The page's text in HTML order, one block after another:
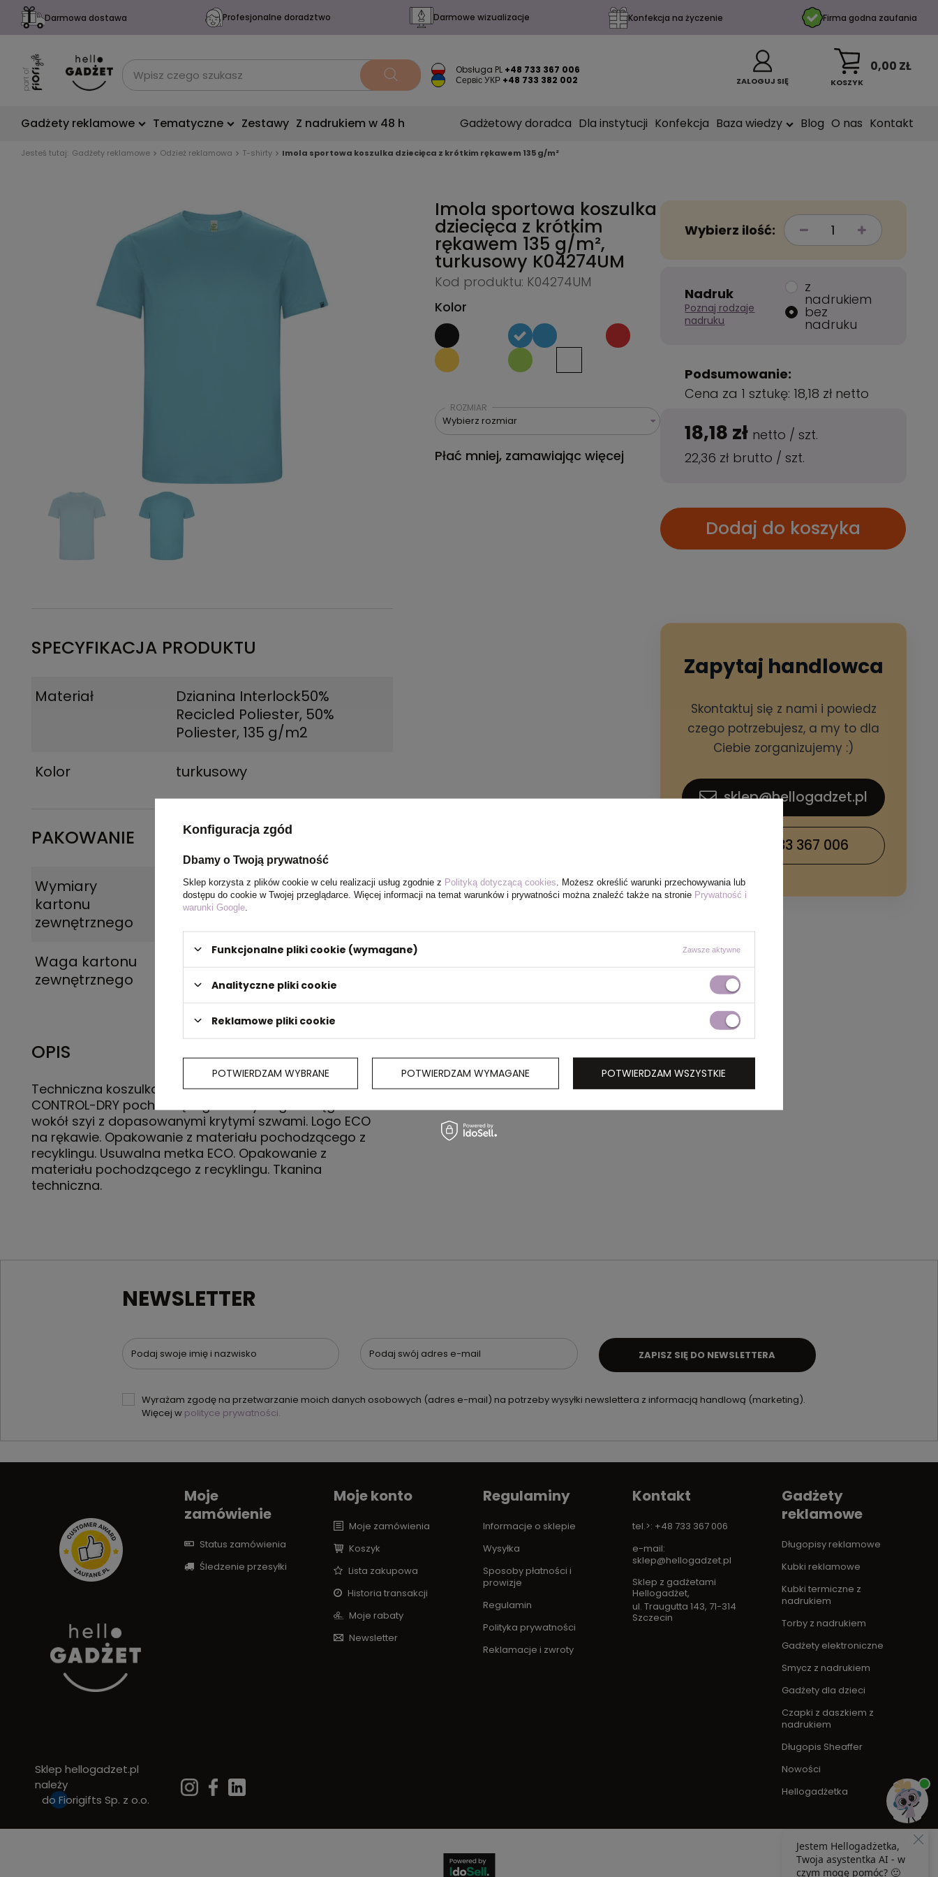
Darmowa dostawa Profesjonalne doradztwo Darmowe wizualizacje Konfekcja na życzenie Firma godna zaufania
Obsługa PL +48 733 367 006
Сервіс УКР +48 733 382 002 ZALOGUJ SIĘ KOSZYK
0,00 ZŁ
Gadżety reklamowe Tematyczne Zestawy Z nadrukiem w 48 h Gadżetowy doradca Dla instytucji Konfekcja Baza wiedzy Blog O nas Kontakt
Jesteś tutaj: Gadżety reklamowe Odzież reklamowa T-shirty Imola sportowa koszulka dziecięca z krótkim rękawem 135 g/m²
SPECYFIKACJA PRODUKTU
Materiał
Dzianina Interlock50%
Recicled Poliester, 50%
Poliester, 135 g/m2
Kolor
turkusowy
PAKOWANIE
Wymiary
kartonu
zewnętrznego
44 x 32 x 17 cm
Waga kartonu
zewnętrznego
OPIS
Techniczna koszulka z krótkim rękawem z poliestru
CONTROL-DRY pochodzącego z recyklingu. Ściągacz
wokół szyi z dopasowanymi krytymi szwami. Logo ECO
na rękawie. Opakowanie z materiału pochodzącego z
recyklingu. Usuwalna metka ECO. Opakowanie z
materiału pochodzącego z recyklingu. Tkanina
techniczna.
Imola sportowa koszulka
dziecięca z krótkim
rękawem 135 g/m²,
turkusowy K04274UM
Kod produktu: K04274UM
Kolor
ROZMIAR
Wybierz rozmiar
Płać mniej, zamawiając więcej
Wybierz ilość:
Nadruk
Poznaj rodzaje
nadruku
z
nadrukiem
bez
nadruku
Podsumowanie:
Cena za 1 sztukę: 18,18 zł netto
18,18 zł netto /szt.
22,36 zł brutto /szt.
Dodaj do koszyka
Zapytaj handlowca
Skontaktuj się z nami i powiedz
czego potrzebujesz, a my to dla
Ciebie zorganizujemy :)
sklep@hellogadzet.pl
+48 733 367 006
NEWSLETTER
Podaj swoje imię i nazwisko Podaj swój adres e-mail
Wyrażam zgodę na przetwarzanie moich danych osobowych (adres e-mail) na potrzeby wysyłki newslettera z informacją handlową (marketing).
Więcej w polityce prywatności.
ZAPISZ SIĘ DO NEWSLETTERA
Sklep hellogadzet.pl
należy
do Fiorigifts Sp. z o.o.
Moje
zamówienie
Status zamówienia
Śledzenie przesyłki
Moje konto
Moje zamówienia
Koszyk
Lista zakupowa
Historia transakcji
Moje rabaty
Newsletter
Regulaminy
Informacje o sklepie
Wysyłka
Sposoby płatności i
prowizje
Regulamin
Polityka prywatności
Reklamacje i zwroty
Kontakt
tel.>: +48 733 367 006
e-mail:
sklep@hellogadzet.pl
Sklep z gadżetami
Hellogadżet,
ul. Traugutta 143, 71-314
Szczecin
Gadżety
reklamowe
Długopisy reklamowe
Kubki reklamowe
Kubki termiczne z
nadrukiem
Torby z nadrukiem
Gadżety elektroniczne
Smycz z nadrukiem
Gadżety dla dzieci
Czapki z daszkiem z
nadrukiem
Długopis Sheaffer
Nowości
Hellogadżetka
Konfiguracja zgód
Dbamy o Twoją prywatność
Sklep korzysta z plików cookie w celu realizacji usług zgodnie z Polityką dotyczącą cookies . Możesz określić warunki przechowywania lub
dostępu do cookie w Twojej przeglądarce. Więcej informacji na temat warunków i prywatności można znaleźć także na stronie Prywatność i
warunki Google
Funkcjonalne pliki cookie (wymagane) Zawsze aktywne
Analityczne pliki cookie
Reklamowe pliki cookie
POTWIERDZAM WYBRANE POTWIERDZAM WYMAGANE POTWIERDZAM WSZYSTKIE